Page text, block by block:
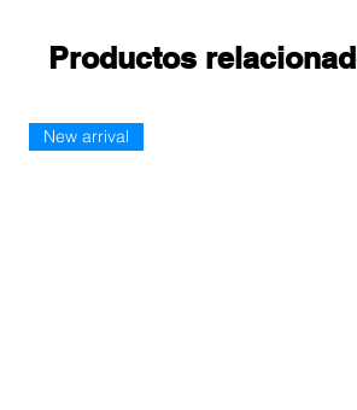
Productos
New arrival